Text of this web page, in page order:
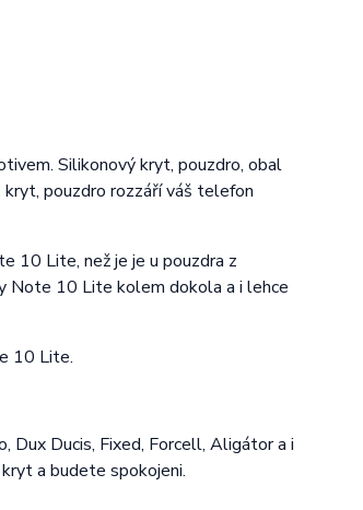
Silikonový kryt, pouzdro, obal
pouzdro rozzáří váš telefon
10 Lite, než je je u pouzdra z
Note 10 Lite kolem dokola a i lehce
10 Lite.
Dux Ducis, Fixed, Forcell, Aligátor a i
a budete spokojeni.